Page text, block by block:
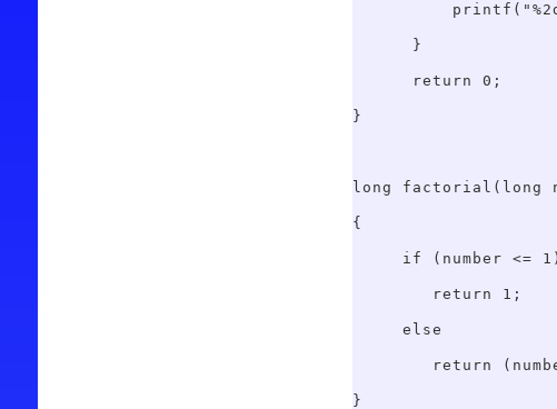
      }
      return 0;
}
long factorial(long
{
     if (number <= 1)
        return 1;
     else
return